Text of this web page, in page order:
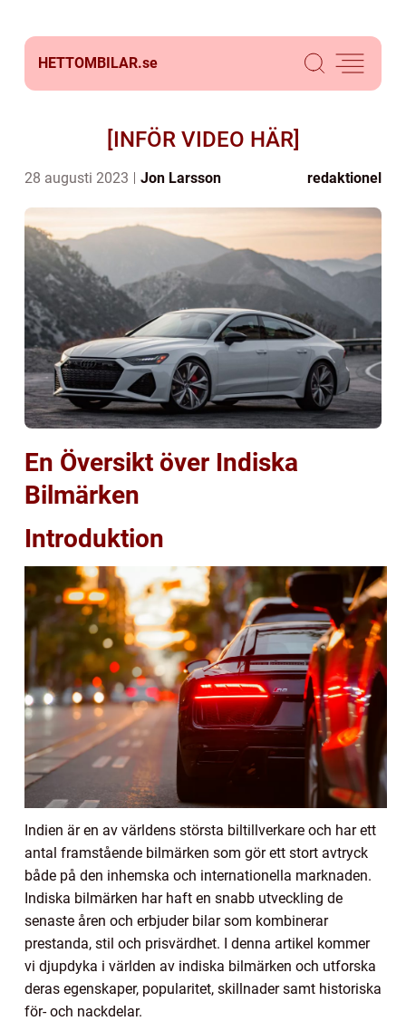
HETTOMBILAR.se
[INFÖR VIDEO HÄR]
28 augusti 2023 Jon Larsson redaktionel
En Översikt över Indiska
Bilmärken
Introduktion
Indien är en av världens största biltillverkare och har ett
antal framstående bilmärken som gör ett stort avtryck
både på den inhemska och internationella marknaden.
Indiska bilmärken har haft en snabb utveckling de
senaste åren och erbjuder bilar som kombinerar
prestanda, stil och prisvärdhet. I denna artikel kommer
vi djupdyka i världen av indiska bilmärken och utforska
deras egenskaper, popularitet, skillnader samt historiska
för- och nackdelar.